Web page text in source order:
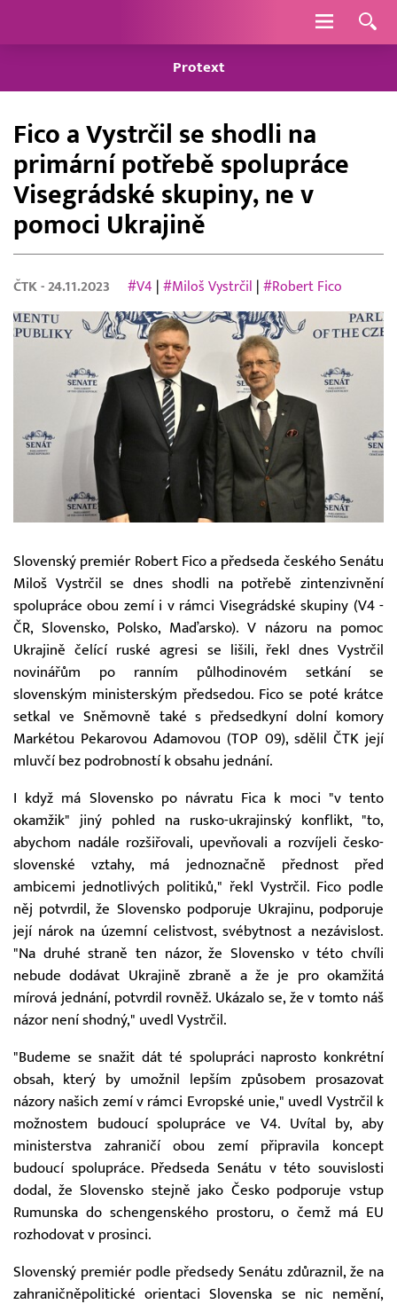
Navigace
Protext
Fico a Vystrčil se shodli na
primární potřebě spolupráce
Visegrádské skupiny, ne v
pomoci Ukrajině
ČTK - 24.11.2023 #V4 |#Miloš Vystrčil |#Robert Fico
Slovenský premiér Robert Fico a předseda českého Senátu
Miloš Vystrčil se dnes shodli na potřebě zintenzivnění
spolupráce obou zemí i v rámci Visegrádské skupiny (V4 -
ČR, Slovensko, Polsko, Maďarsko). V názoru na pomoc
Ukrajině čelící ruské agresi se lišili, řekl dnes Vystrčil
novinářům po ranním půlhodinovém setkání se
slovenským ministerským předsedou. Fico se poté krátce
setkal ve Sněmovně také s předsedkyní dolní komory
Markétou Pekarovou Adamovou (TOP 09), sdělil ČTK její
mluvčí bez podrobností k obsahu jednání.
I když má Slovensko po návratu Fica k moci "v tento
okamžik" jiný pohled na rusko-ukrajinský konflikt, "to,
abychom nadále rozšiřovali, upevňovali a rozvíjeli česko-
slovenské vztahy, má jednoznačně přednost před
ambicemi jednotlivých politiků," řekl Vystrčil. Fico podle
něj potvrdil, že Slovensko podporuje Ukrajinu, podporuje
její nárok na územní celistvost, svébytnost a nezávislost.
"Na druhé straně ten názor, že Slovensko v této chvíli
nebude dodávat Ukrajině zbraně a že je pro okamžitá
mírová jednání, potvrdil rovněž. Ukázalo se, že v tomto náš
názor není shodný," uvedl Vystrčil.
"Budeme se snažit dát té spolupráci naprosto konkrétní
obsah, který by umožnil lepším způsobem prosazovat
názory našich zemí v rámci Evropské unie," uvedl Vystrčil k
možnostem budoucí spolupráce ve V4. Uvítal by, aby
ministerstva zahraničí obou zemí připravila koncept
budoucí spolupráce. Předseda Senátu v této souvislosti
dodal, že Slovensko stejně jako Česko podporuje vstup
Rumunska do schengenského prostoru, o čemž má EU
rozhodovat v prosinci.
Slovenský premiér podle předsedy Senátu zdůraznil, že na
zahraničněpolitické orientaci Slovenska se nic nemění,